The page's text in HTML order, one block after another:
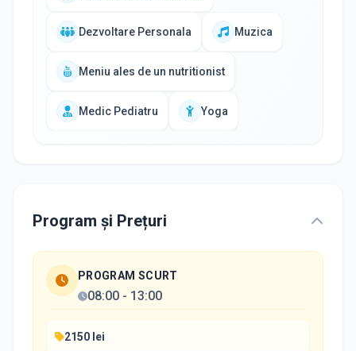
Dezvoltare Personala Muzica
Meniu ales de un nutritionist
Medic Pediatru Yoga
Program și Prețuri
PROGRAM SCURT
08:00 - 13:00
2150 lei